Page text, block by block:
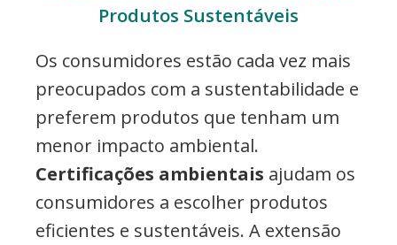
Produtos Sustentáveis
Os consumidores estão cada vez mais
preocupados com a sustentabilidade e
preferem produtos que tenham um
menor impacto ambiental.
Certificações ambientais ajudam os
consumidores a escolher produtos
eficientes e sustentáveis. A extensão